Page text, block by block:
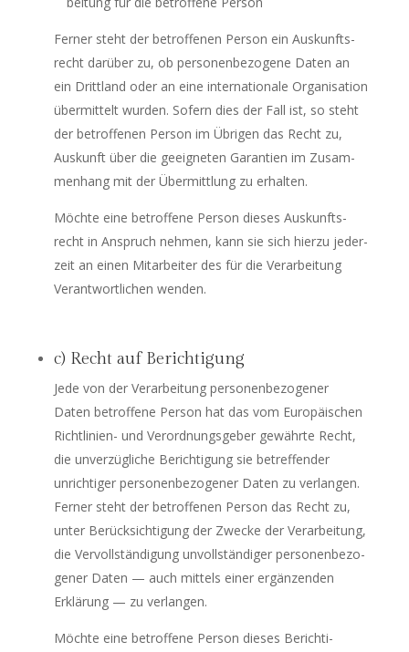
Fer­ner steht der betrof­fe­nen Per­son ein Aus­kunfts­
recht dar­über zu, ob per­so­nen­be­zo­ge­ne Daten an
ein Dritt­land oder an eine inter­na­tio­na­le Orga­ni­sa­ti­on
über­mit­telt wur­den. Sofern dies der Fall ist, so steht
der betrof­fe­nen Per­son im Übri­gen das Recht zu,
Aus­kunft über die geeig­ne­ten Garan­tien im Zusam­
men­hang mit der Über­mitt­lung zu erhalten.
Möch­te eine betrof­fe­ne Per­son die­ses Aus­kunfts­
recht in Anspruch neh­men, kann sie sich hier­zu jeder­
zeit an einen Mit­ar­bei­ter des für die Ver­ar­bei­tung
Ver­ant­wort­li­chen wenden.
c) Recht auf Berichtigung
Jede von der Ver­ar­bei­tung per­so­nen­be­zo­ge­ner
Daten betrof­fe­ne Per­son hat das vom Euro­päi­schen
Richt­li­ni­en- und Ver­ord­nungs­ge­ber gewähr­te Recht,
die unver­züg­li­che Berich­ti­gung sie betref­fen­der
unrich­ti­ger per­so­nen­be­zo­ge­ner Daten zu ver­lan­gen.
Fer­ner steht der betrof­fe­nen Per­son das Recht zu,
unter Berück­sich­ti­gung der Zwe­cke der Ver­ar­bei­tung,
die Ver­voll­stän­di­gung unvoll­stän­di­ger per­so­nen­be­zo­
ge­ner Daten — auch mit­tels einer ergän­zen­den
Erklä­rung — zu verlangen.
Möch­te eine betrof­fe­ne Per­son die­ses Berich­ti­